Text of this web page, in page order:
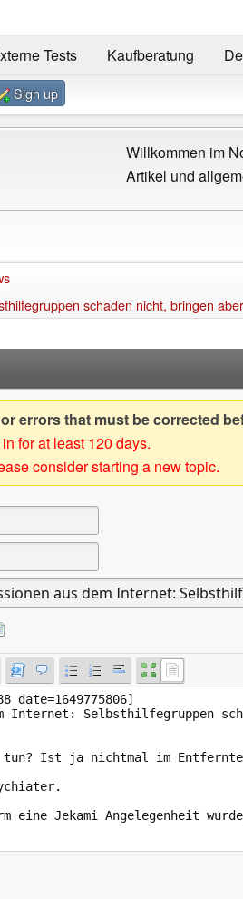
Tests Kaufberatung
Sign up
Willkommen im
Artikel und
schaden nicht, bringen
errors that must be corrected
for at least 120 days.
consider starting a new topic.